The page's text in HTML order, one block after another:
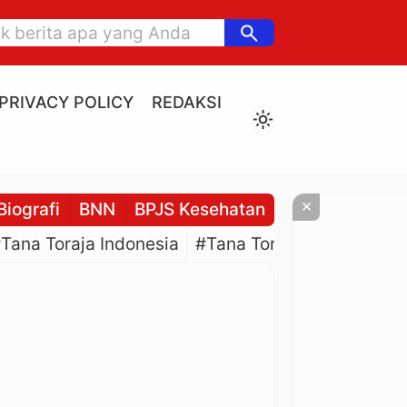
search
PRIVACY POLICY
REDAKSI
light_mode
BNN BPJS Kesehatan BPJS
Toraja Indonesia #Tana Toraja Culture
×